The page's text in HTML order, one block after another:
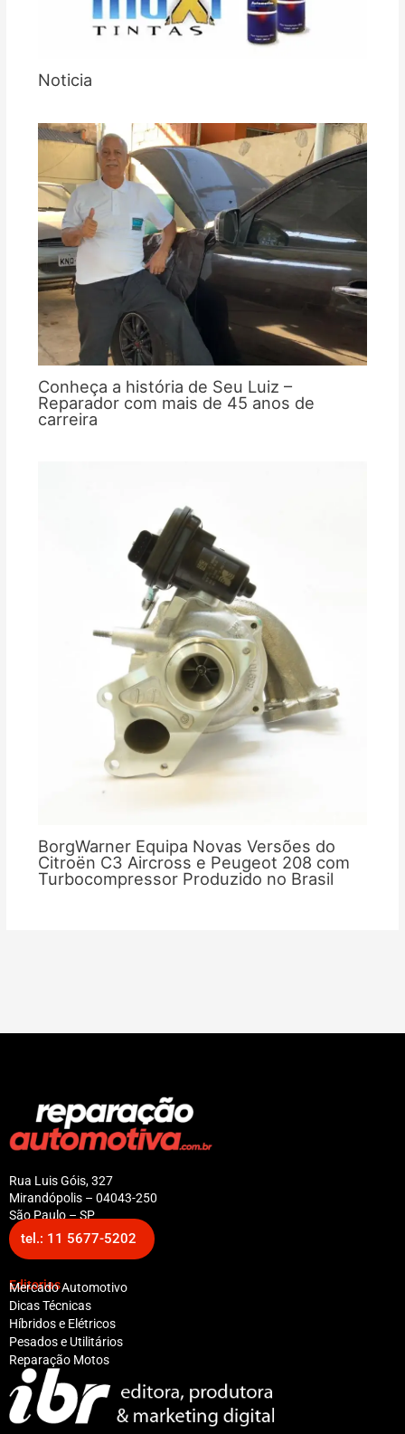
Noticia
Conheça a história de Seu Luiz –
Reparador com mais de 45 anos de
carreira
BorgWarner Equipa Novas Versões do
Citroën C3 Aircross e Peugeot 208 com
Turbocompressor Produzido no Brasil
Rua Luis Góis, 327
Mirandópolis – 04043-250
São Paulo – SP
tel.: 11 5677-5202
Editorias
Mercado Automotivo
Dicas Técnicas
Híbridos e Elétricos
Pesados e Utilitários
Reparação Motos